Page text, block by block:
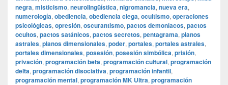
negra, misticismo, neurolingüística, nigromancia, nueva era,
numerología, obediencia, obediencia ciega, ocultismo, operaciones
psicológicas, opresión, oscurantismo, pactos demoníacos, pactos
ocultos, pactos satánicos, pactos secretos, pentagrama, planos
astrales, planos dimensionales, poder, portales, portales astrales,
portales dimensionales, posesión, posesión simbólica, prisión,
privación, programación beta, programación cultural, programación
delta, programación disociativa, programación infantil,
programación mental, programación MK Ultra, programación